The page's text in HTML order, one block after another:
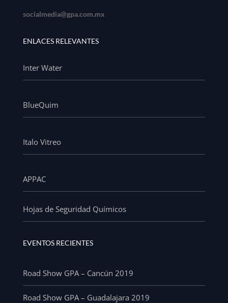
socialmedia@gpa.com.mx
ENLACES RELEVANTES
Inter Water
BlueQuim
Italo Vitreo
APPAC
Hojas de Seguridad Químicos
EVENTOS RECIENTES
Road Show GPA – Cancún 2019
Road Show GPA – Guadalajara 2019